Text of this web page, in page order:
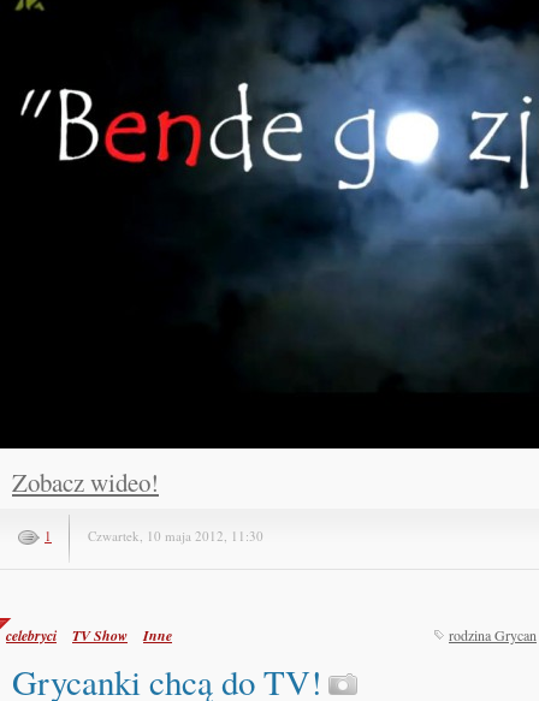
Zobacz wideo!
1 Czwartek, 10 maja 2012, 11:30
celebryci TV Show Inne rodzina Grycan
Grycanki chcą do TV!